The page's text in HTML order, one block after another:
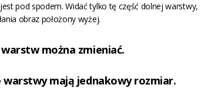
pod spodem. Widać tylko tę część dolnej warstwy,
obraz położony wyżej.
można zmieniać.
warstwy mają jednakowy rozmiar.